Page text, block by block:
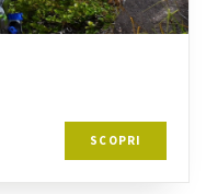
SCOPRI